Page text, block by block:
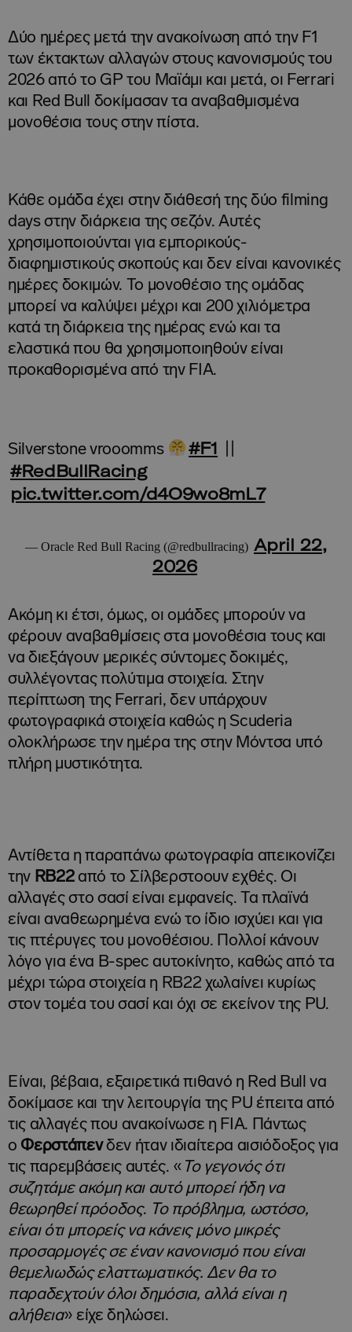
Δύο ημέρες μετά την ανακοίνωση από την F1
των έκτακτων αλλαγών στους κανονισμούς του
2026 από το GP του Μαϊάμι και μετά, οι Ferrari
και Red Bull δοκίμασαν τα αναβαθμισμένα
μονοθέσια τους στην πίστα.
Κάθε ομάδα έχει στην διάθεσή της δύο filming
days στην διάρκεια της σεζόν. Αυτές
χρησιμοποιούνται για εμπορικούς-
διαφημιστικούς σκοπούς και δεν είναι κανονικές
ημέρες δοκιμών. Το μονοθέσιο της ομάδας
μπορεί να καλύψει μέχρι και 200 χιλιόμετρα
κατά τη διάρκεια της ημέρας ενώ και τα
ελαστικά που θα χρησιμοποιηθούν είναι
προκαθορισμένα από την FIA.
Silverstone vrooomms #F1
#RedBullRacing
pic.twitter.com/d4O9wo8mL7
— Oracle Red Bull Racing (@redbullracing) April 22,
2026
Ακόμη κι έτσι, όμως, οι ομάδες μπορούν να
φέρουν αναβαθμίσεις στα μονοθέσια τους και
να διεξάγουν μερικές σύντομες δοκιμές,
συλλέγοντας πολύτιμα στοιχεία. Στην
περίπτωση της Ferrari, δεν υπάρχουν
φωτογραφικά στοιχεία καθώς η Scuderia
ολοκλήρωσε την ημέρα της στην Μόντσα υπό
πλήρη μυστικότητα.
Αντίθετα η παραπάνω φωτογραφία απεικονίζει
την RB22από το Σίλβερστοουν εχθές. Οι
αλλαγές στο σασί είναι εμφανείς. Τα πλαϊνά
είναι αναθεωρημένα ενώ το ίδιο ισχύει και για
τις πτέρυγες του μονοθέσιου. Πολλοί κάνουν
λόγο για ένα B-spec αυτοκίνητο, καθώς από τα
μέχρι τώρα στοιχεία η RB22 χωλαίνει κυρίως
στον τομέα του σασί και όχι σε εκείνον της PU.
Είναι, βέβαια, εξαιρετικά πιθανό η Red Bull να
δοκίμασε και την λειτουργία της PU έπειτα από
τις αλλαγές που ανακοίνωσε η FIA. Πάντως
ο Φερστάπενδεν ήταν ιδιαίτερα αισιόδοξος για
τις παρεμβάσεις αυτές. « Το γεγονός ότι
συζητάμε ακόμη και αυτό μπορεί ήδη να
θεωρηθεί πρόοδος. Το πρόβλημα, ωστόσο,
είναι ότι μπορείς να κάνεις μόνο μικρές
προσαρμογές σε έναν κανονισμό που είναι
θεμελιωδώς ελαττωματικός. Δεν θα το
παραδεχτούν όλοι δημόσια, αλλά είναι η
αλήθεια» είχε δηλώσει.